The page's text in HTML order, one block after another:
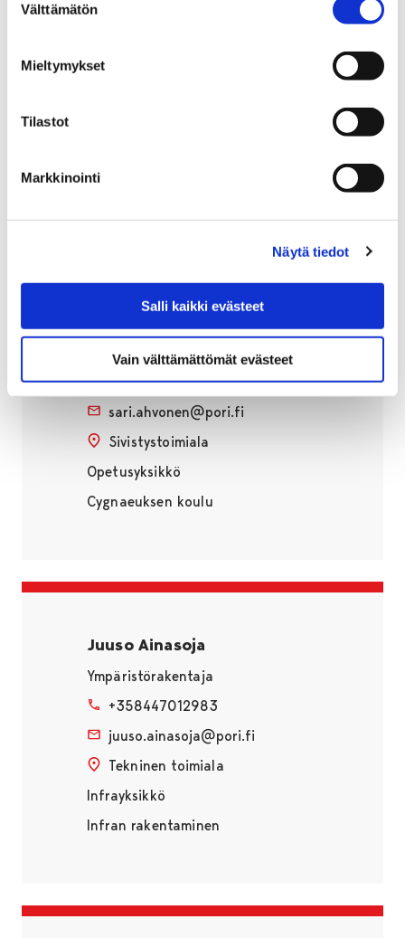
valinta
Välttämätön
Mieltymykset
Tilastot
Markkinointi
Näytä tiedot
Salli kaikki evästeet
Vain välttämättömät evästeet
Viestintä- ja brändiyksikkö
Koulusihteeri
+358447014709
sari.ahvonen@pori.fi
Sivistystoimiala
Opetusyksikkö
Cygnaeuksen koulu
Juuso Ainasoja
Ympäristörakentaja
+358447012983
juuso.ainasoja@pori.fi
Tekninen toimiala
Infrayksikkö
Infran rakentaminen